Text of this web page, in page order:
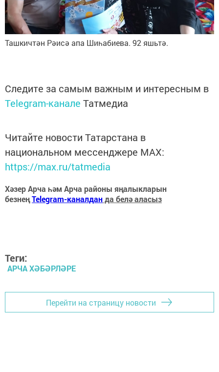
Ташкичтән Рәисә апа Шиһабиева. 92 яшьтә.
Следите за самым важным и интересным в
Telegram-канале Татмедиа
Читайте новости Татарстана в
национальном мессенджере MАХ:
https://max.ru/tatmedia
Хәзер Арча һәм Арча районы яңалыкларын
безнеңTelegram-каналданда белә аласыз
Теги:
АРЧА ХӘБӘРЛӘРЕ
Перейти на страницу новости